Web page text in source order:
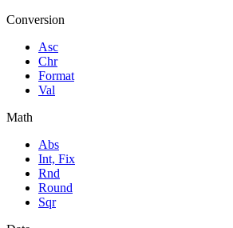
Conversion
Asc
Chr
Format
Val
Math
Abs
Int, Fix
Rnd
Round
Sqr